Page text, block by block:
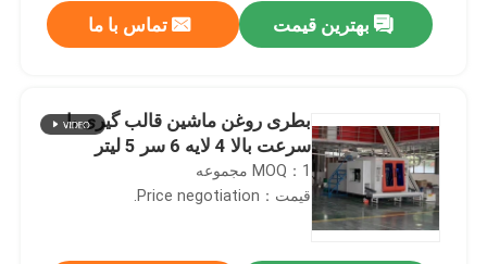
صفحه اصلی
محصولات
بهترین قیمت تماس با ما
بطری روغن ماشین قالب گیری با
سرعت بالا 4 لایه 6 سر 5 لیتر
MOQ：1 مجموعه
قیمت：Price negotiation.